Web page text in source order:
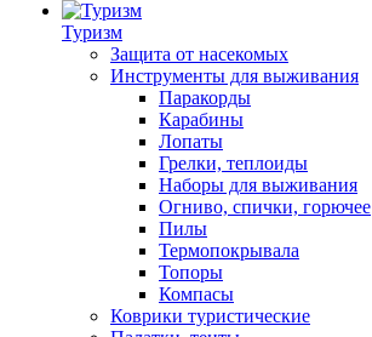
Туризм
Защита от насекомых
Инструменты для выживания
Паракорды
Карабины
Лопаты
Грелки, теплоиды
Наборы для выживания
Огниво, спички, горючее
Пилы
Термопокрывала
Топоры
Компасы
Коврики туристические